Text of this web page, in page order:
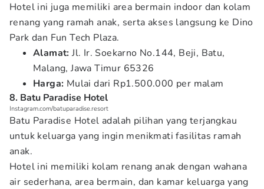
Hotel ini juga memiliki area bermain indoor dan kolam
renang yang ramah anak, serta akses langsung ke Dino
Park dan Fun Tech Plaza.
Alamat: Jl. Ir. Soekarno No.144, Beji, Batu,
Malang, Jawa Timur 65326
Harga: Mulai dari Rp1.500.000 per malam
8. Batu Paradise Hotel
Instagram.com/batuparadise.resort
Batu Paradise Hotel adalah pilihan yang terjangkau
untuk keluarga yang ingin menikmati fasilitas ramah
anak.
Hotel ini memiliki kolam renang anak dengan wahana
air sederhana, area bermain, dan kamar keluarga yang